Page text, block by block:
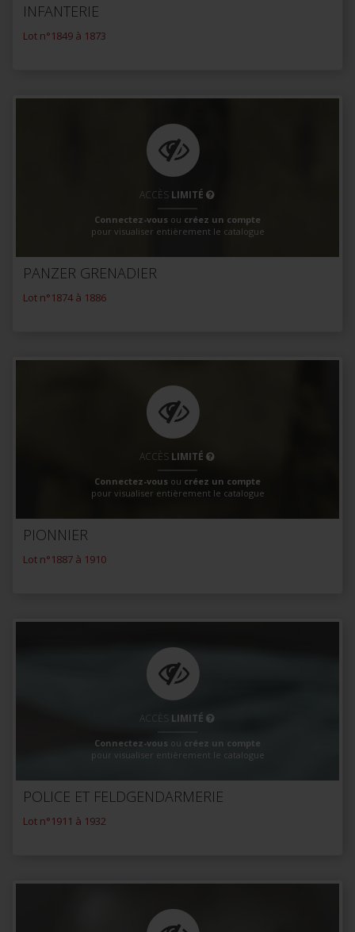
INFANTERIE
Lot n°1849 à 1873
ACCÈS LIMITÉ
Connectez-vous ou créez un compte
pour visualiser entièrement le catalogue
PANZER GRENADIER
Lot n°1874 à 1886
ACCÈS LIMITÉ
Connectez-vous ou créez un compte
pour visualiser entièrement le catalogue
PIONNIER
Lot n°1887 à 1910
ACCÈS LIMITÉ
Connectez-vous ou créez un compte
pour visualiser entièrement le catalogue
POLICE ET FELDGENDARMERIE
Lot n°1911 à 1932